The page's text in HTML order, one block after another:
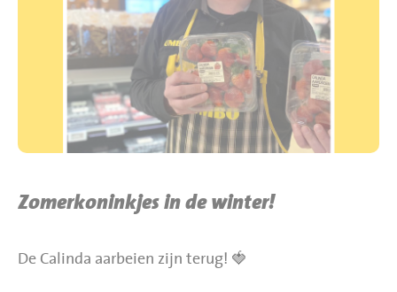
BBQ gigant webshop
Jumbo Huibers Specials
Zomerkoninkjes in de winter!
De Calinda aarbeien zijn terug! 🍓